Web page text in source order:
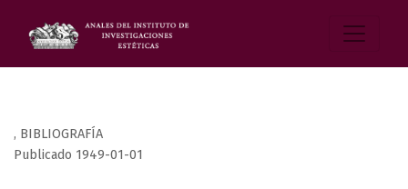
, BIBLIOGRAFÍA
Publicado 1949-01-01